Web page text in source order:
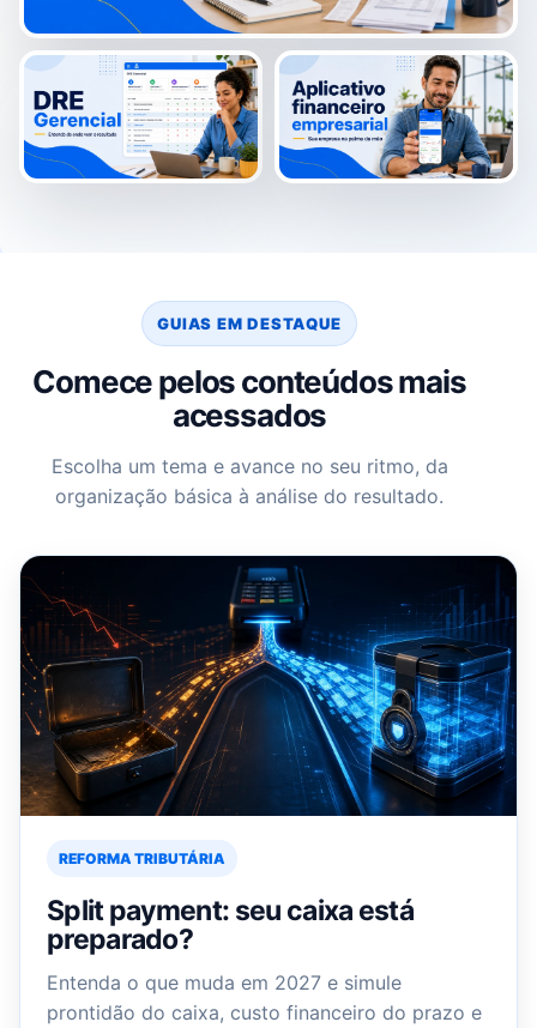
GUIAS EM DESTAQUE
Comece pelos conteúdos mais
acessados
Escolha um tema e avance no seu ritmo, da
organização básica à análise do resultado.
REFORMA TRIBUTÁRIA
Split payment: seu caixa está
preparado?
Entenda o que muda em 2027 e simule
prontidão do caixa, custo financeiro do prazo e